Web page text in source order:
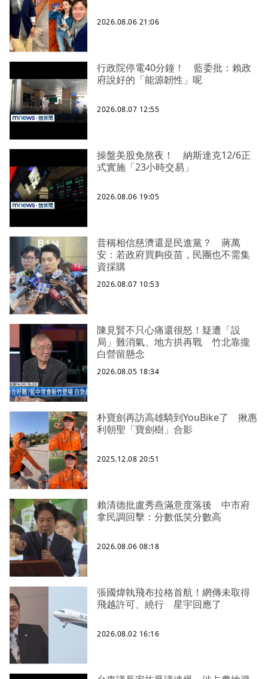
2026.08.06 21:06
行政院停電40分鐘！ 藍委批：賴政
府說好的「能源韌性」呢
2026.08.07 12:55
操盤美股免熬夜！ 納斯達克12/6正
式實施「23小時交易」
2026.08.06 19:05
昔稱相信慈濟還是民進黨？ 蔣萬
安：若政府買夠疫苗，民團也不需集
資採購
2026.08.07 10:53
陳見賢不只心痛還很怒！疑遭「設
局」難消氣、地方拱再戰 竹北靠攏
白營留懸念
2026.08.05 18:34
朴寶劍再訪高雄騎到YouBike了 揪惠
利朝聖「寶劍樹」合影
2025.12.08 20:51
賴清德批盧秀燕滿意度落後 中市府
拿民調回擊：分數低笑分數高
2026.08.06 08:18
張國煒執飛布拉格首航！網傳未取得
飛越許可、繞行 星宇回應了
2026.08.02 16:16